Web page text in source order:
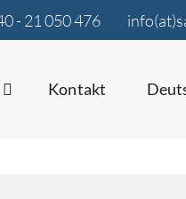
- 21 050 476
Kontakt